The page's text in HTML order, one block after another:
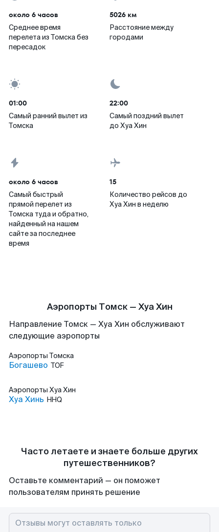
около 6 часов
Среднее время
перелета из Томска без
пересадок
5026 км
Расстояние между
городами
01:00
Самый ранний вылет из
Томска
22:00
Самый поздний вылет
до Хуа Хин
около 6 часов
Самый быстрый
прямой перелет из
Томска туда и обратно,
найденный на нашем
сайте за последнее
время
15
Количество рейсов до
Хуа Хин в неделю
Аэропорты Томск — Хуа Хин
Направление Томск — Хуа Хин обслуживают
следующие аэропорты
Аэропорты Томска
Богашево TOF
Аэропорты Хуа Хин
Хуа Хинь HHQ
Часто летаете и знаете больше других
путешественников?
Оставьте комментарий — он поможет
пользователям принять решение